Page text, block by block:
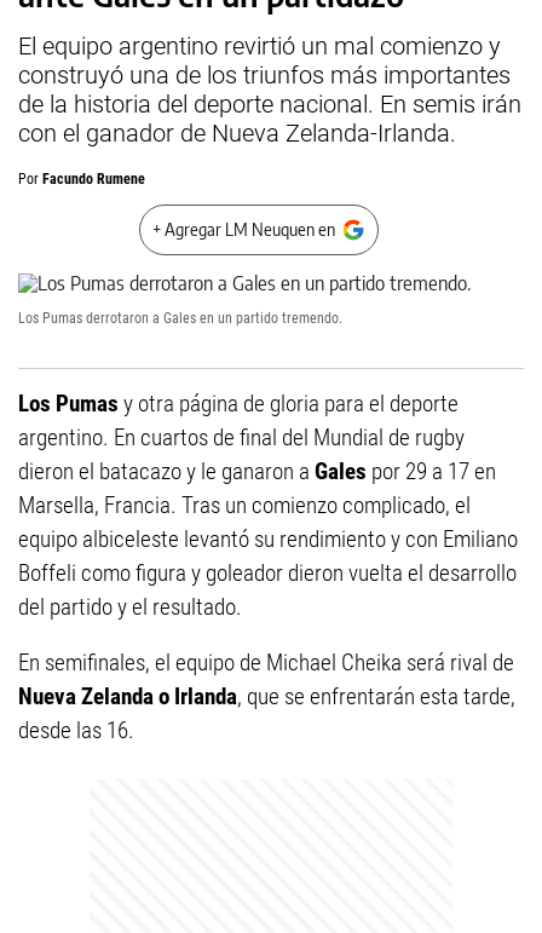
El equipo argentino revirtió un mal comienzo y
construyó una de los triunfos más importantes
de la historia del deporte nacional. En semis irán
con el ganador de Nueva Zelanda-Irlanda.
Por Facundo Rumene
+ Agregar LM Neuquen en
Los Pumas derrotaron a Gales en un partido tremendo.
Los Pumas y otra página de gloria para el deporte
argentino. En cuartos de final del Mundial de rugby
dieron el batacazo y le ganaron a Gales por 29 a 17 en
Marsella, Francia. Tras un comienzo complicado, el
equipo albiceleste levantó su rendimiento y con Emiliano
Boffeli como figura y goleador dieron vuelta el desarrollo
del partido y el resultado.
En semifinales, el equipo de Michael Cheika será rival de
Nueva Zelanda o Irlanda, que se enfrentarán esta tarde,
desde las 16.